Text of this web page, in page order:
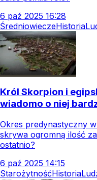
6 paź 2025 16:28
ŚredniowieczeHistoria
Król Skorpion i
wiadomo o niej
Okres predynastyczny
skrywa ogromną ilość
ostatnio?
6 paź 2025 14:15
StarożytnośćHistoria